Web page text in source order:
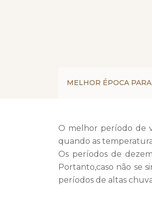
MELHOR ÉPOCA PARA
O melhor período de
quando as
Os períodos de
Portanto,caso não se
períodos de altas